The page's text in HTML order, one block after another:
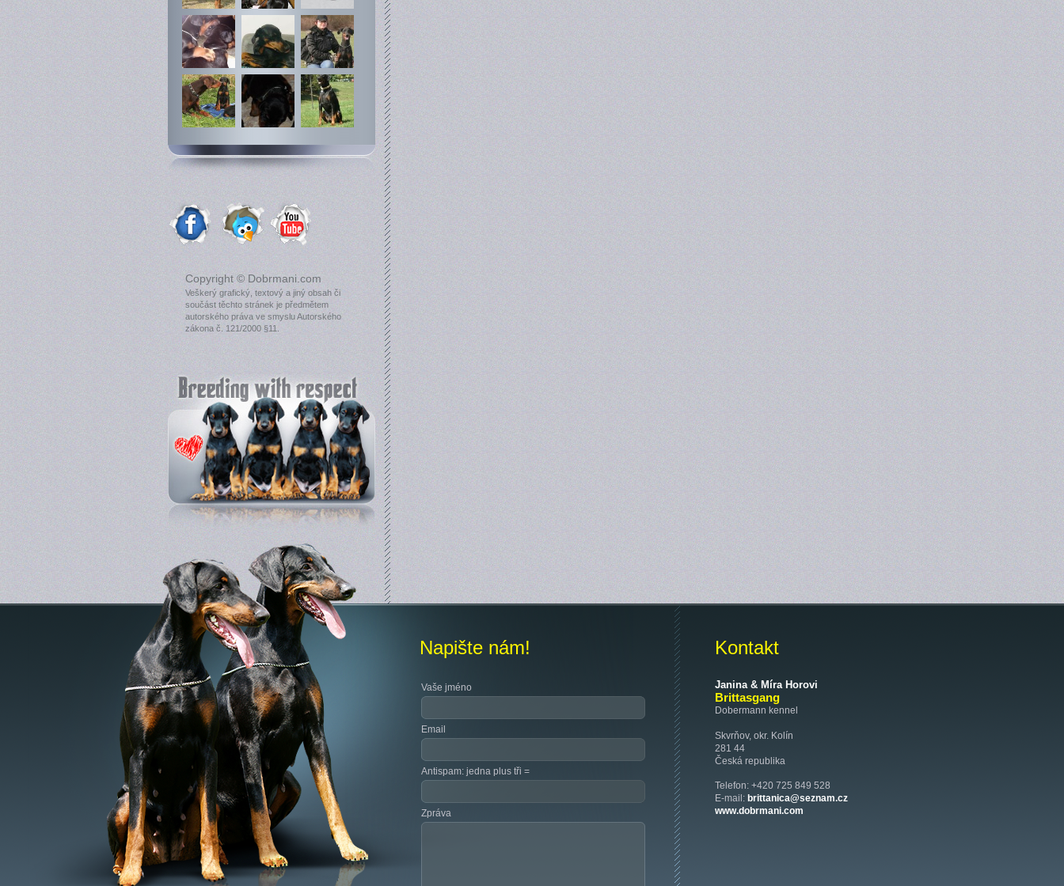
Copyright © Dobrmani.com
Veškerý grafický, textový a jiný obsah či
součást těchto stránek je předmětem
autorského práva ve smyslu Autorského
zákona č. 121/2000 §11.
Napište nám!
Vaše jméno
Email
Antispam: jedna plus tři =
Zpráva
Kontakt
Janina & Míra Horovi
Brittasgang
Dobermann kennel
Skvrňov, okr. Kolín
281 44
Česká republika
Telefon: +420 725 849 528
E-mail: brittanica@seznam.cz
www.dobrmani.com